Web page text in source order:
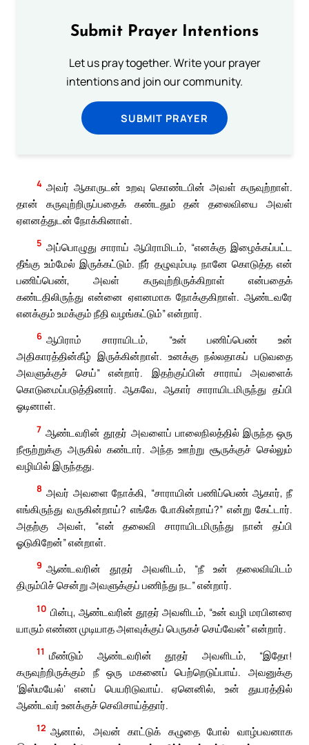
Submit Prayer Intentions
Let us pray together. Write your prayer
intentions and join our community.
SUBMIT PRAYER
4 அவர் ஆகாருடன் உறவு கொண்டபின் அவள் கருவுற்றாள்.
தான் கருவுற்றிருப்பதைக் கண்டதும் தன் தலைவியை அவள்
ஏளனத்துடன் நோக்கினாள்.
5 அப்பொழுது சாராய் ஆபிராமிடம், “எனக்கு இழைக்கப்பட்ட
தீங்கு உம்மேல் இருக்கட்டும். நீர் தழுவும்படி நானே கொடுத்த என்
பணிப்பெண், அவள் கருவுற்றிருக்கிறாள் என்பதைக்
கண்டதிலிருந்து என்னை ஏளனமாக நோக்குகிறாள். ஆண்டவரே
எனக்கும் உமக்கும் நீதி வழங்கட்டும்” என்றார்.
6 ஆபிராம் சாராயிடம், “உன் பணிப்பெண் உன்
அதிகாரத்தின்கீழ் இருக்கின்றாள். உனக்கு நல்லதாகப் படுவதை
அவளுக்குச் செய்” என்றார். இதற்குப்பின் சாராய் அவளைக்
கொடுமைப்படுத்தினார். ஆகவே, ஆகார் சாராயிடமிருந்து தப்பி
ஓடினாள்.
7 ஆண்டவரின் தூதர் அவளைப் பாலைநிலத்தில் இருந்த ஒரு
நீரூற்றுக்கு அருகில் கண்டார். அந்த ஊற்று சூருக்குச் செல்லும்
வழியில் இருந்தது.
8 அவர் அவளை நோக்கி, “சாராயின் பணிப்பெண் ஆகார், நீ
எங்கிருந்து வருகின்றாய்? எங்கே போகின்றாய்?” என்று கேட்டார்.
அதற்கு அவள், “என் தலைவி சாராயிடமிருந்து நான் தப்பி
ஓடுகிறேன்” என்றாள்.
9 ஆண்டவரின் தூதர் அவளிடம், “நீ உன் தலைவியிடம்
திரும்பிச் சென்று அவளுக்குப் பணிந்து நட” என்றார்.
10 பின்பு, ஆண்டவரின் தூதர் அவளிடம், “உன் வழி மரபினரை
யாரும் எண்ண முடியாத அளவுக்குப் பெருகச் செய்வேன்” என்றார்.
11 மீண்டும் ஆண்டவரின் தூதர் அவளிடம், “இதோ!
கருவுற்றிருக்கும் நீ ஒரு மகனைப் பெற்றெடுப்பாய். அவனுக்கு
‘இஸ்மயேல்’ எனப் பெயரிடுவாய். ஏனெனில், உன் துயரத்தில்
ஆண்டவர் உனக்குச் செவிசாய்த்தார்.
12 ஆனால், அவன் காட்டுக் கழுதை போல் வாழ்பவனாக